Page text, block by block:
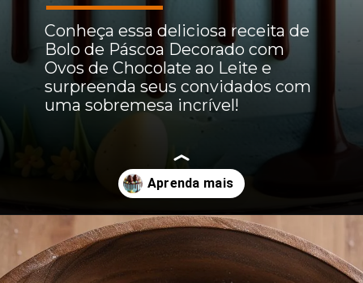
Conheça essa deliciosa receita de
Bolo de Páscoa Decorado com
Ovos de Chocolate ao Leite e
surpreenda seus convidados com
uma sobremesa incrível!
Opening